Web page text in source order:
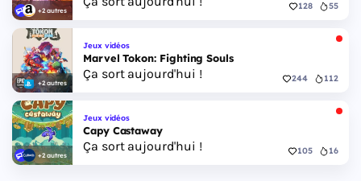
+2 autres 128 55
+2 autres
Jeux vidéos
Marvel Tokon: Fighting Souls
Ça sort aujourd'hui ! 244 112
+2 autres
Jeux vidéos
Capy Castaway
Ça sort aujourd'hui ! 105 16